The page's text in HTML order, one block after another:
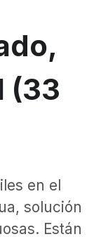
(33
en el
solución
Están